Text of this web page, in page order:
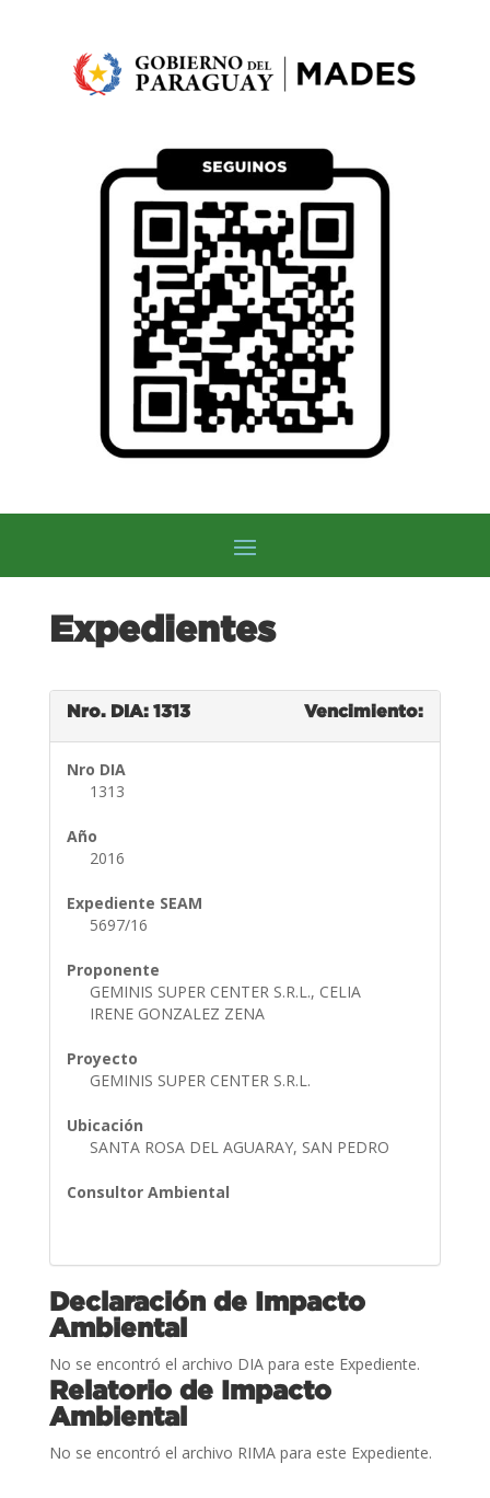
Expedientes
Nro. DIA: 1313 Vencimiento:
Nro DIA
1313
Año
2016
Expediente SEAM
5697/16
Proponente
GEMINIS SUPER CENTER S.R.L., CELIA
IRENE GONZALEZ ZENA
Proyecto
GEMINIS SUPER CENTER S.R.L.
Ubicación
SANTA ROSA DEL AGUARAY, SAN PEDRO
Consultor Ambiental
Declaración de Impacto
Ambiental
No se encontró el archivo DIA para este Expediente.
Relatorio de Impacto
Ambiental
No se encontró el archivo RIMA para este Expediente.